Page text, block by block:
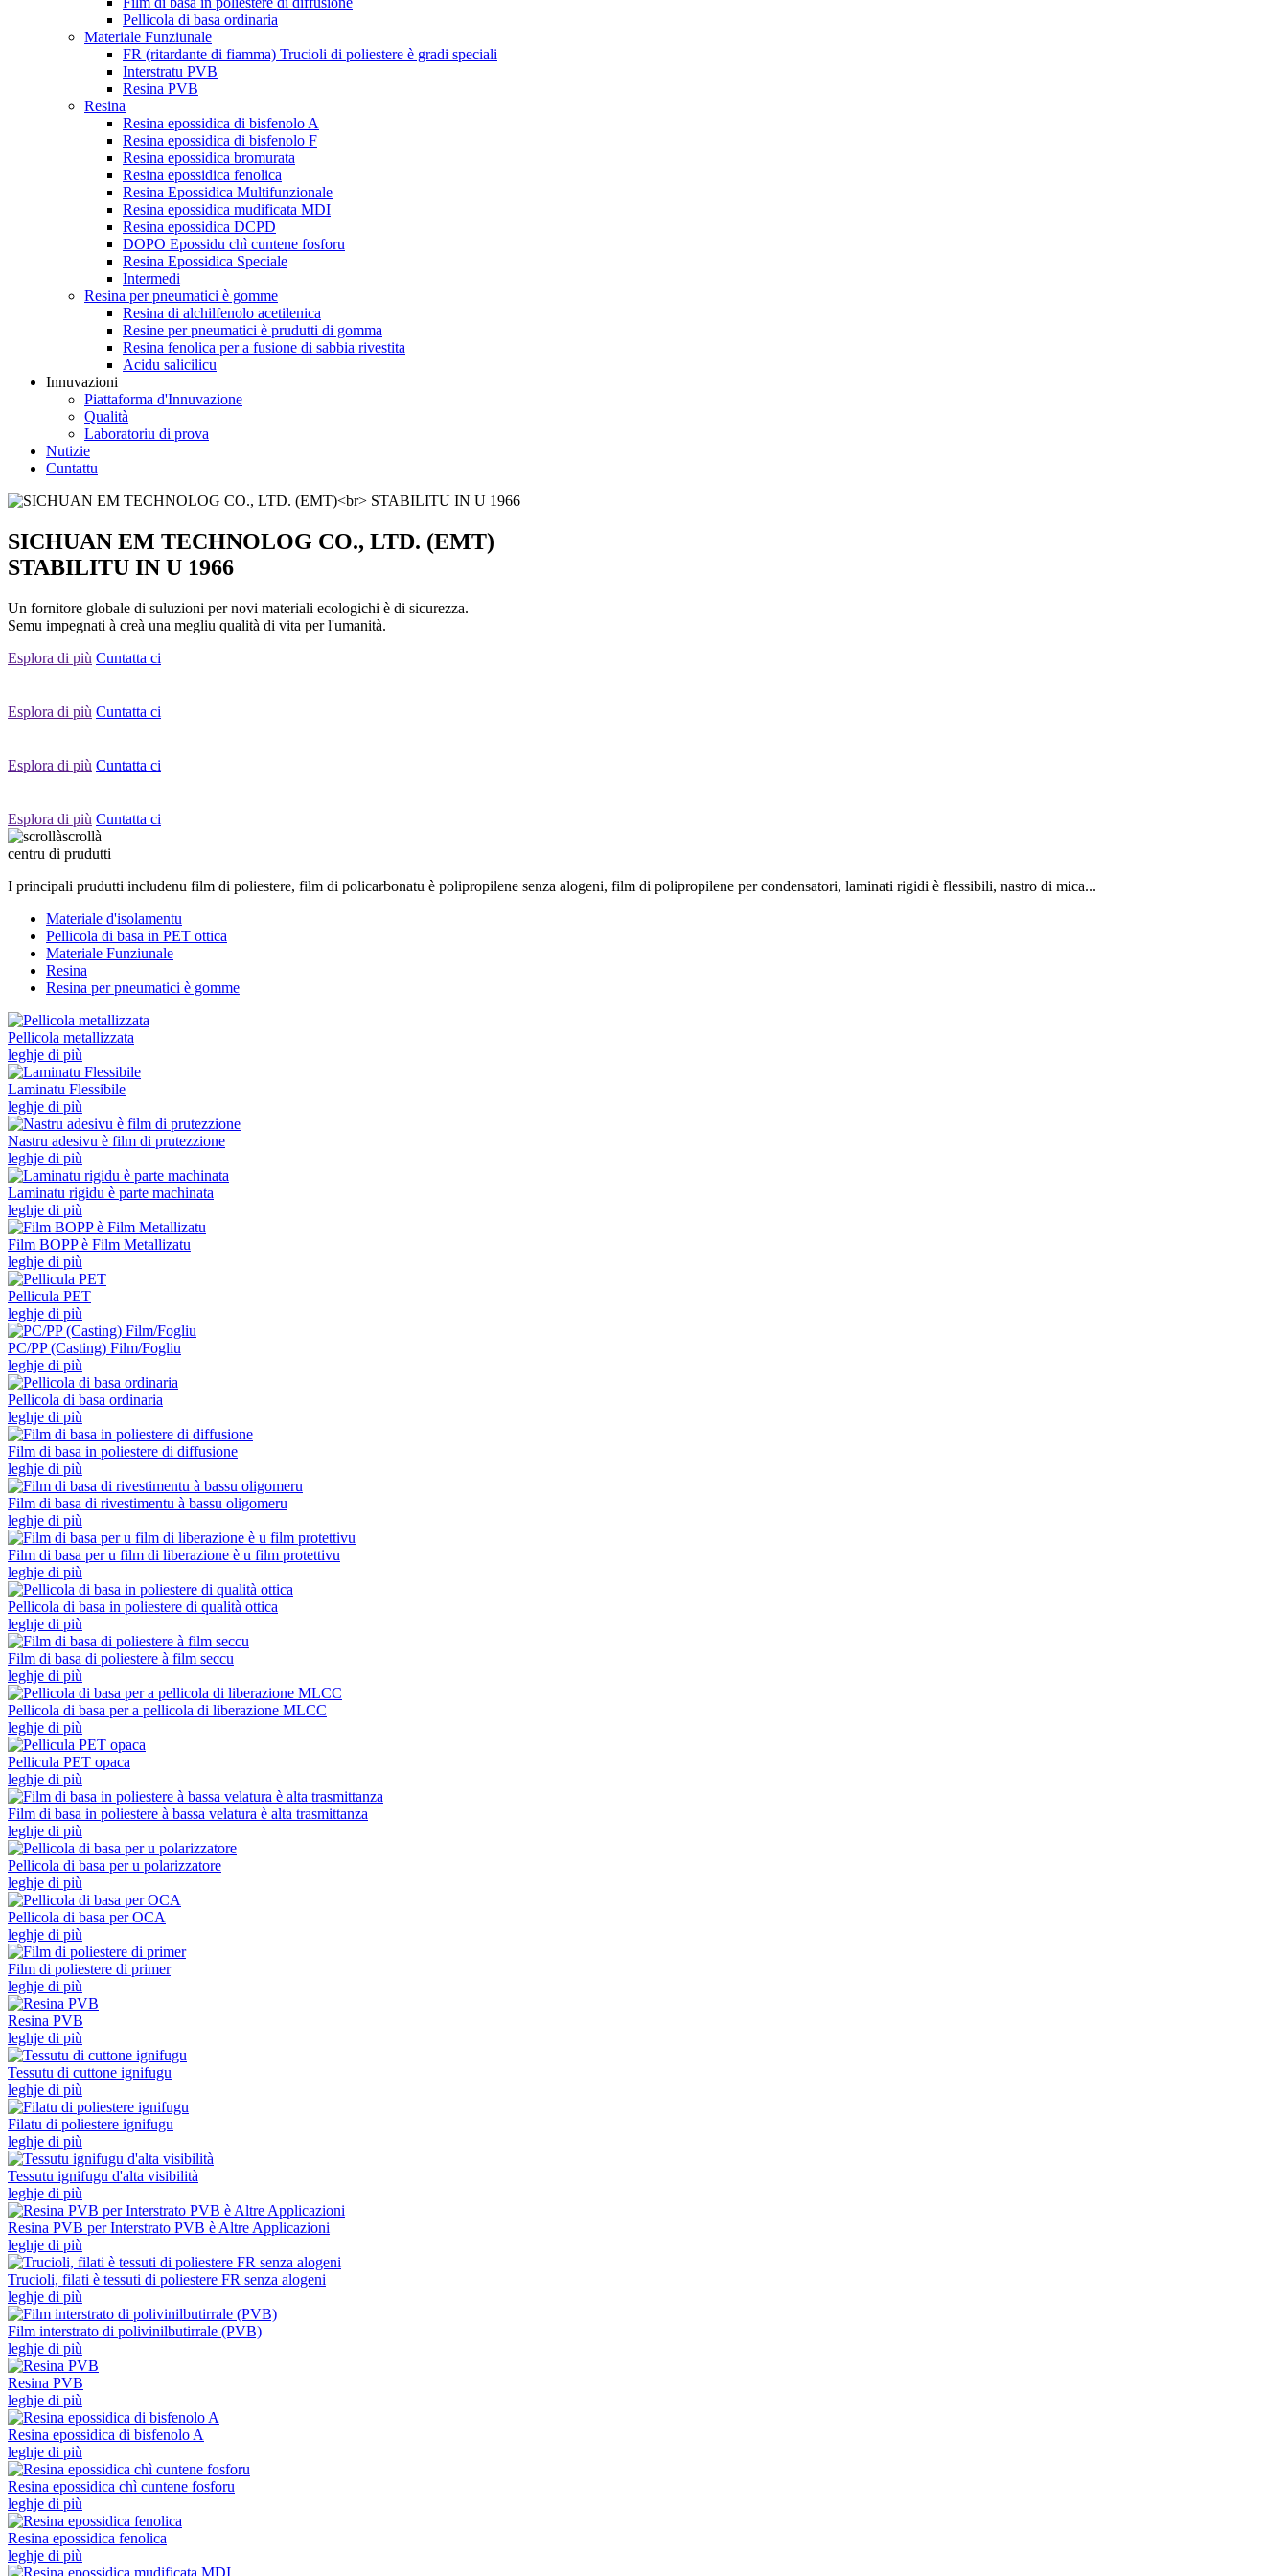
Pellicola di basa ordinaria
Materiale Funziunale
FR (ritardante di fiamma) Trucioli di poliestere è gradi speciali
Interstratu PVB
Resina PVB
Resina
Resina epossidica di bisfenolo A
Resina epossidica di bisfenolo F
Resina epossidica bromurata
Resina epossidica fenolica
Resina Epossidica Multifunzionale
Resina epossidica mudificata MDI
Resina epossidica DCPD
DOPO Epossidu chì cuntene fosforu
Resina Epossidica Speciale
Intermedi
Resina per pneumatici è gomme
Resina di alchilfenolo acetilenica
Resine per pneumatici è prudutti di gomma
Resina fenolica per a fusione di sabbia rivestita
Acidu salicilicu
Innuvazioni
Piattaforma d'Innuvazione
Qualità
Laboratoriu di prova
Nutizie
Cuntattu
SICHUAN EM TECHNOLOG CO., LTD. (EMT)
STABILITU IN U 1966
Un fornitore globale di suluzioni per novi materiali ecologichi è di sicurezza.
Semu impegnati à creà una megliu qualità di vita per l'umanità.
Esplora di più Cuntatta ci
Esplora di più Cuntatta ci
Esplora di più Cuntatta ci
Esplora di più Cuntatta ci
scrollà
centru di prudutti
I principali prudutti includenu film di poliestere, film di policarbonatu è polipropilene senza alogeni, film di polipropilene per condensatori, laminati rigidi è flessibili, nastro di mica...
Materiale d'isolamentu
Pellicola di basa in PET ottica
Materiale Funziunale
Resina
Resina per pneumatici è gomme
Pellicola metallizzata
leghje di più
Laminatu Flessibile
leghje di più
Nastru adesivu è film di prutezzione
leghje di più
Laminatu rigidu è parte machinata
leghje di più
Film BOPP è Film Metallizatu
leghje di più
Pellicula PET
leghje di più
PC/PP (Casting) Film/Fogliu
leghje di più
Pellicola di basa ordinaria
leghje di più
Film di basa in poliestere di diffusione
leghje di più
Film di basa di rivestimentu à bassu oligomeru
leghje di più
Film di basa per u film di liberazione è u film protettivu
leghje di più
Pellicola di basa in poliestere di qualità ottica
leghje di più
Film di basa di poliestere à film seccu
leghje di più
Pellicola di basa per a pellicola di liberazione MLCC
leghje di più
Pellicula PET opaca
leghje di più
Film di basa in poliestere à bassa velatura è alta trasmittanza
leghje di più
Pellicola di basa per u polarizzatore
leghje di più
Pellicola di basa per OCA
leghje di più
Film di poliestere di primer
leghje di più
Resina PVB
leghje di più
Tessutu di cuttone ignifugu
leghje di più
Filatu di poliestere ignifugu
leghje di più
Tessutu ignifugu d'alta visibilità
leghje di più
Resina PVB per Interstrato PVB è Altre Applicazioni
leghje di più
Trucioli, filati è tessuti di poliestere FR senza alogeni
leghje di più
Film interstrato di polivinilbutirrale (PVB)
leghje di più
Resina PVB
leghje di più
Resina epossidica di bisfenolo A
leghje di più
Resina epossidica chì cuntene fosforu
leghje di più
Resina epossidica fenolica
leghje di più